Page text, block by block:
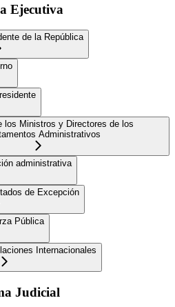
Ejecutiva
de la República
los Ministros y Directores de los
Administrativos
administrativa
de Excepción
Pública
Internacionales
Judicial